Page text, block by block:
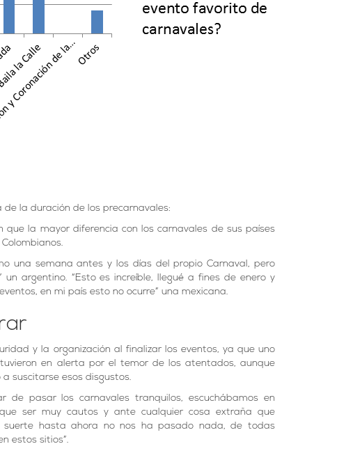
la duración de los precarnavales:
que la mayor diferencia con los carnavales de sus países
una semana antes y los días del propio Carnaval, pero
argentino. “Esto es increíble, llegué a fines de enero y
en mi país esto no ocurre” una mexicana.
y la organización al finalizar los eventos, ya que uno
en alerta por el temor de los atentados, aunque
suscitarse esos disgustos.
de pasar los carnavales tranquilos, escuchábamos en
ser muy cautos y ante cualquier cosa extraña que
suerte hasta ahora no nos ha pasado nada, de todas
estos sitios”.